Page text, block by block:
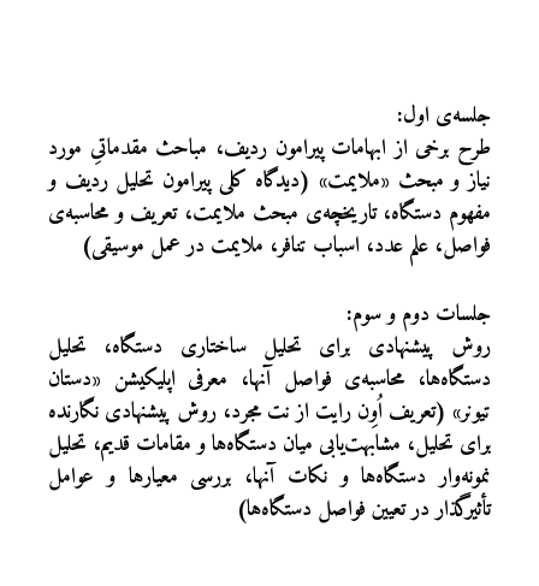
جلسه‌ی اول:
طرح برخی از ابهامات پیرامون ردیف، مباحث مقدماتیِ مورد
نیاز و مبحث «ملایمت» (دیدگاه کلی پیرامون تحلیل ردیف و
مفهوم دستگاه، تاریخچه‌ی مبحث ملایمت، تعریف و محاسبه‌ی
فواصل، علم عدد، اسباب تنافر، ملایمت در عمل موسیقی)
جلسات دوم و سوم:
روش پیشنهادی برای تحلیل ساختاری دستگاه، تحلیل
دستگاه‌ها، محاسبه‌ی فواصل آنها، معرفی اپلیکیشن «دستان
تیونر» (تعریف اُوِن رایت از نت مجرد، روش پیشنهادی نگارنده
برای تحلیل، مشابهت‌یابی میان دستگاه‌ها و مقامات قدیم، تحلیل
نمونه‌وار دستگاه‌ها و نکات آنها، بررسی معیارها و عوامل
تأثیرگذار در تعیین فواصل دستگاه‌ها)